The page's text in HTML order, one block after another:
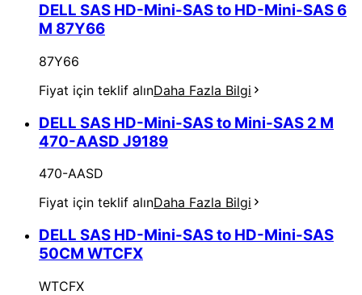
DELL SAS HD-Mini-SAS to HD-Mini-SAS 6
M 87Y66
87Y66
Fiyat için teklif alınDaha Fazla Bilgi
DELL SAS HD-Mini-SAS to Mini-SAS 2 M
470-AASD J9189
470-AASD
Fiyat için teklif alınDaha Fazla Bilgi
DELL SAS HD-Mini-SAS to HD-Mini-SAS
50CM WTCFX
WTCFX